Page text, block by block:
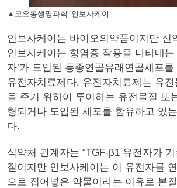
▲코오롱생명과학 '인보사케이'
인보사케이는 바이오의약품이지만 신
인보사케이는 항염증 작용을 나타내는
자’가 도입된 동종연골유래연골세포
유전자치료제다. 유전자치료제는 유
을 주기 위하여 투여하는 유전물질 또
형되거나 도입된 세포를 함유하고 있
다.
식약처 관계자는 “TGF-β1 유전자가
질이지만 인보사케이는 이 유전자를
으로 집어넣은 약물이라는 이유로 본